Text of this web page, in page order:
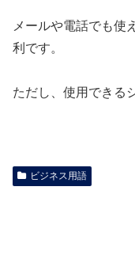
メールや電話でも使
利です。
ただし、使用できる
ビジネス用語